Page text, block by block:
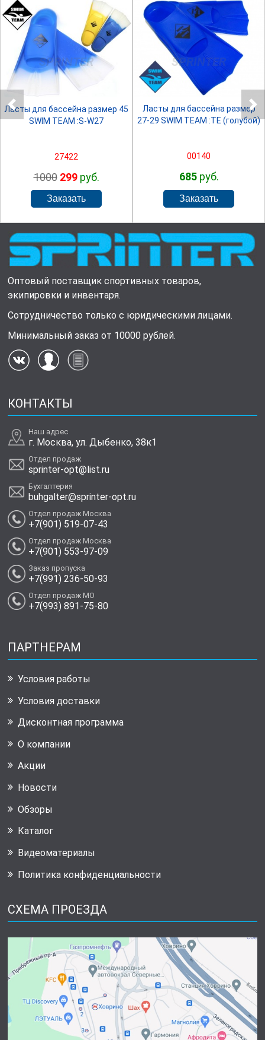
SPRINTER
Ласты для бассейна размер 45
SWIM TEAM :S-W27
27422
1000 299руб.
SPRINTER
Ласты для бассейна размер
27-29 SWIM TEAM :TE (голубой)
00140
685руб.
Оптовый поставщик спортивных товаров,
экипировки и инвентаря.
Сотрудничество только с юридическими лицами.
Минимальный заказ от 10000 рублей.
КОНТАКТЫ
Наш адрес
г. Москва, ул. Дыбенко, 38к1
Отдел продаж
sprinter-opt@list.ru
Бухгалтерия
buhgalter@sprinter-opt.ru
Отдел продаж Москва
+7(901) 519-07-43
Отдел продаж Москва
+7(901) 553-97-09
Заказ пропуска
+7(991) 236-50-93
Отдел продаж МО
+7(993) 891-75-80
ПАРТНЕРАМ
Условия работы
Условия доставки
Дисконтная программа
О компании
Акции
Новости
Обзоры
Каталог
Видеоматериалы
Политика конфиденциальности
СХЕМА ПРОЕЗДА